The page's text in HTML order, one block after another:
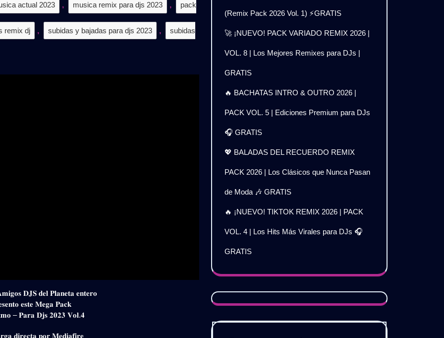
actual 2023 , musica remix para djs 2023 , pack
remix dj , subidas y bajadas para djs 2023 , subidas
𝐃𝐉𝐒 𝐝𝐞𝐥 𝐏𝐥𝐚𝐧𝐞𝐭𝐚 𝐞𝐧𝐭𝐞𝐫𝐨
𝐞𝐬𝐭𝐞 𝐌𝐞𝐠𝐚 𝐏𝐚𝐜𝐤
– 𝐏𝐚𝐫𝐚 𝐃𝐣𝐬 𝟐𝟎𝟐𝟑 𝐕𝐨𝐥.𝟒
𝐝𝐢𝐫𝐞𝐜𝐭𝐚 𝐩𝐨𝐫 𝐌𝐞𝐝𝐢𝐚𝐟𝐢𝐫𝐞
(Remix Pack 2026 Vol. 1) ⚡GRATIS
🚀 ¡NUEVO! PACK VARIADO REMIX 2026 |
VOL. 8 | Los Mejores Remixes para DJs |
GRATIS
🔥 BACHATAS INTRO & OUTRO 2026 |
PACK VOL. 5 | Ediciones Premium para DJs
🎧 GRATIS
💖 BALADAS DEL RECUERDO REMIX
PACK 2026 | Los Clásicos que Nunca Pasan
de Moda 🎶 GRATIS
🔥 ¡NUEVO! TIKTOK REMIX 2026 | PACK
VOL. 4 | Los Hits Más Virales para DJs 🎧
GRATIS